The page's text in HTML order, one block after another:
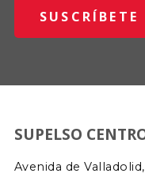
SUPELSO
Avenida de Valladolid,